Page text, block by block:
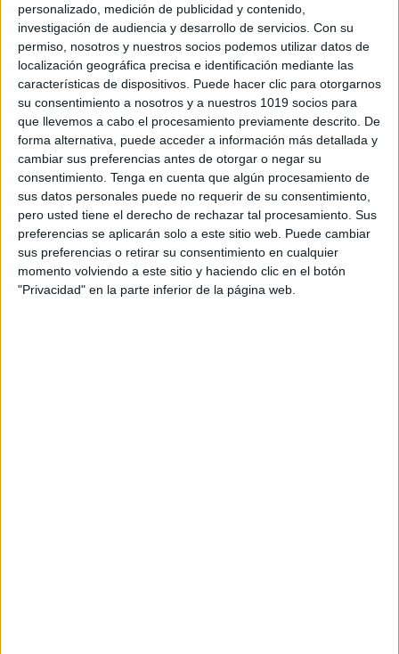
personalizado, medición de publicidad y contenido,
investigación de audiencia y desarrollo de servicios. Con su
permiso, nosotros y nuestros socios podemos utilizar datos de
localización geográfica precisa e identificación mediante las
características de dispositivos. Puede hacer clic para otorgarnos
su consentimiento a nosotros y a nuestros 1019 socios para
que llevemos a cabo el procesamiento previamente descrito. De
forma alternativa, puede acceder a información más detallada y
cambiar sus preferencias antes de otorgar o negar su
consentimiento. Tenga en cuenta que algún procesamiento de
sus datos personales puede no requerir de su consentimiento,
pero usted tiene el derecho de rechazar tal procesamiento. Sus
preferencias se aplicarán solo a este sitio web. Puede cambiar
sus preferencias o retirar su consentimiento en cualquier
momento volviendo a este sitio y haciendo clic en el botón
"Privacidad" en la parte inferior de la página web.
Beneficios de Utilizar el Juego
Interactivo de Adverbios
Aprendizaje Activo: Los estudiantes
participan activamente en la identificación y
aplicación de adverbios.
Estímulo Visual:El diseño y las imágenes
estimulan el reconocimiento visual de los
adverbios.
Refuerzo Positivo:El feedback inmediato y
las recompensas virtuales refuerzan